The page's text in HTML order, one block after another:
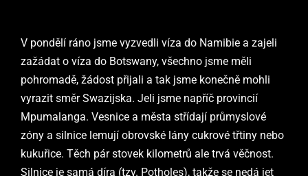
V pondělí ráno jsme vyzvedli víza do Namibie a zajeli
zažádat o víza do Botswany, všechno jsme měli
pohromadě, žádost přijali a tak jsme konečně mohli
vyrazit směr Swazijska. Jeli jsme napříč provincií
Mpumalanga. Vesnice a města střídají průmyslové
zóny a silnice lemují obrovské lány cukrové třtiny nebo
kukuřice. Těch pár stovek kilometrů ale trvá věčnost.
Silnice je samá díra (tzv. Potholes), takže se nedá jet